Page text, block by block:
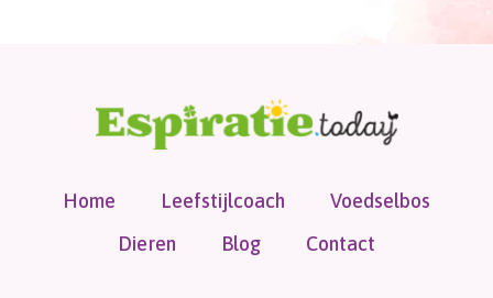
Home Leefstijlcoach
Voedselbos
Dieren
Blog Contact